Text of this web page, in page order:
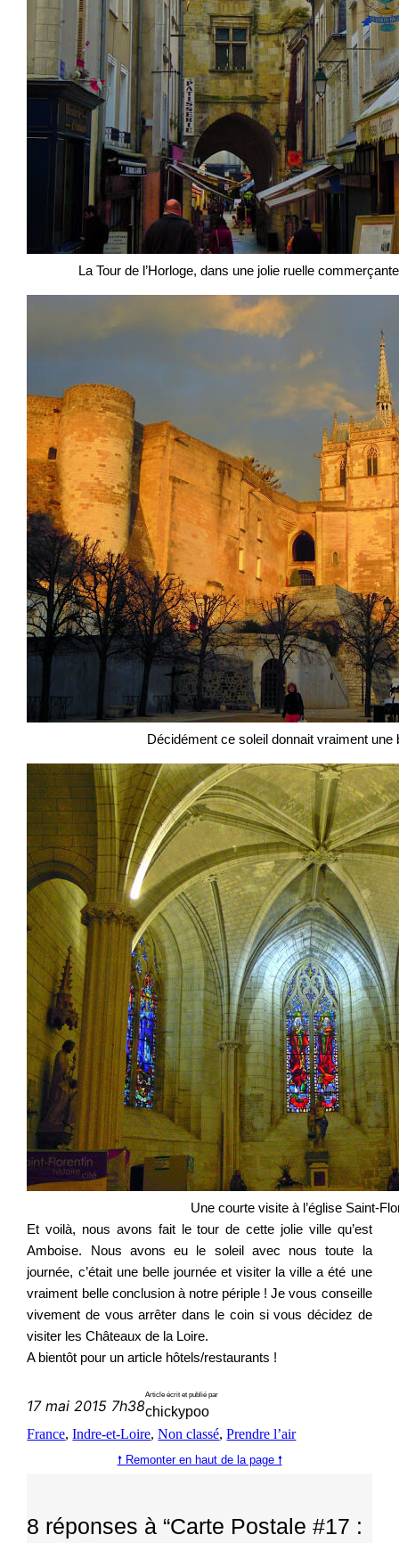
La Tour de l’Horloge, dans une jolie ruelle
Décidément ce soleil donnait vraiment une
Une courte visite à l’église Saint-
Et voilà, nous avons fait le tour de cette jolie ville qu’est
Amboise. Nous avons eu le soleil avec nous toute la
journée, c’était une belle journée et visiter la ville a été une
vraiment belle conclusion à notre périple ! Je vous conseille
vivement de vous arrêter dans le coin si vous décidez de
visiter les Châteaux de la Loire.
A bientôt pour un article hôtels/restaurants !
17 mai 2015 7h38
Article écrit et publié par
chickypoo
France, Indre-et-Loire, Non classé, Prendre l’air
🠕 Remonter en haut de la page 🠕
8 réponses à “Carte Postale #17 :